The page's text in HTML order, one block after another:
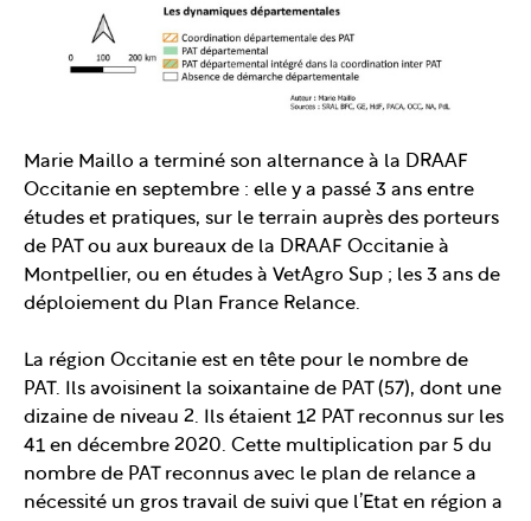
Marie Maillo a terminé son alternance à la DRAAF
Occitanie en septembre : elle y a passé 3 ans entre
études et pratiques, sur le terrain auprès des porteurs
de PAT ou aux bureaux de la DRAAF Occitanie à
Montpellier, ou en études à VetAgro Sup ; les 3 ans de
déploiement du Plan France Relance.
La région Occitanie est en tête pour le nombre de
PAT. Ils avoisinent la soixantaine de PAT (57), dont une
dizaine de niveau 2. Ils étaient 12 PAT reconnus sur les
41 en décembre 2020. Cette multiplication par 5 du
nombre de PAT reconnus avec le plan de relance a
nécessité un gros travail de suivi que l’Etat en région a